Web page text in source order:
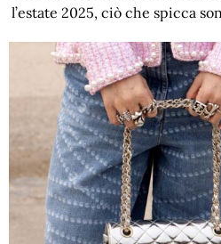
l’estate 2025, ciò che spicca